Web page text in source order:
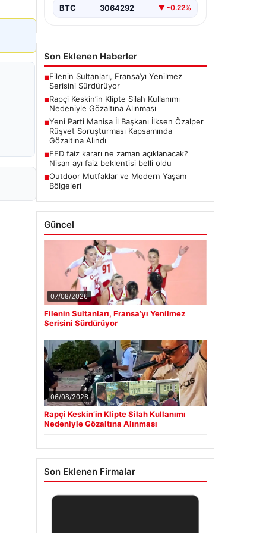
BTC 3064292 ▼ -0.22%
Son Eklenen Haberler
■Filenin Sultanları, Fransa’yı Yenilmez
Serisini Sürdürüyor
■Rapçi Keskin’in Klipte Silah Kullanımı
Nedeniyle Gözaltına Alınması
■Yeni Parti Manisa İl Başkanı İlksen Özalper
Rüşvet Soruşturması Kapsamında
Gözaltına Alındı
■FED faiz kararı ne zaman açıklanacak?
Nisan ayı faiz beklentisi belli oldu
■Outdoor Mutfaklar ve Modern Yaşam
Bölgeleri
Güncel
07/08/2026
Filenin Sultanları, Fransa’yı Yenilmez
Serisini Sürdürüyor
06/08/2026
Rapçi Keskin’in Klipte Silah Kullanımı
Nedeniyle Gözaltına Alınması
Son Eklenen Firmalar